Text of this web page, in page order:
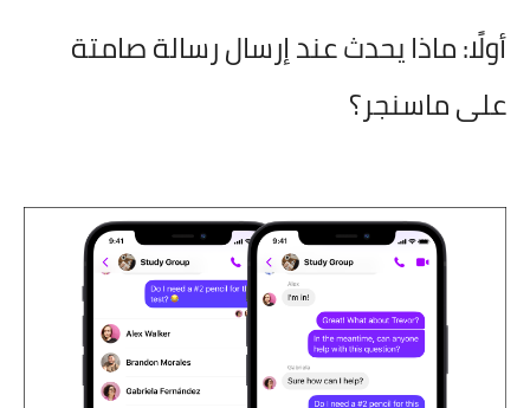
أولًا: ماذا يحدث عند إرسال رسالة صامتة
على ماسنجر؟